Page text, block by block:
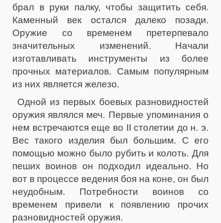
брал в руки палку, чтобы защитить себя.
Каменный век остался далеко позади.
Оружие со временем претерпевало
значительных изменений. Начали
изготавливать инструменты из более
прочных материалов. Самым популярным
из них является железо.
Одной из первых боевых разновидностей
оружия являлся меч. Первые упоминания о
нем встречаются еще во II столетии до н. э.
Вес такого изделия был большим. С его
помощью можно было рубить и колоть. Для
пеших воинов он подходил идеально. Но
вот в процессе ведения боя на коне, он был
неудобным. Потребности воинов со
временем привели к появлению прочих
разновидностей оружия.